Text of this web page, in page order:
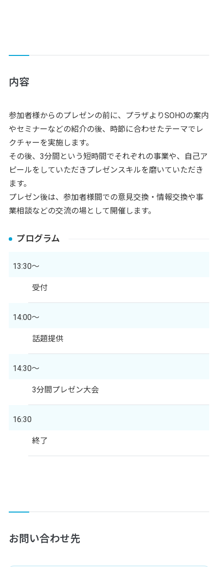
内容
参加者様からのプレゼンの前に、プラザよりSOHOの案内
やセミナーなどの紹介の後、時節に合わせたテーマでレ
クチャーを実施します。
その後、3分間という短時間でそれぞれの事業や、自己ア
ピールをしていただきプレゼンスキルを磨いていただき
ます。
プレゼン後は、参加者様間での意見交換・情報交換や事
業相談などの交流の場として開催します。
プログラム
13:30～
受付
14:00～
話題提供
14:30～
3分間プレゼン大会
16:30
終了
お問い合わせ先